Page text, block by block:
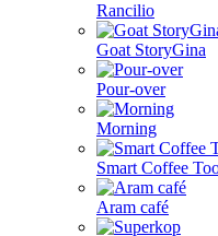
Rancilio
Goat StoryGina
Pour-over
Morning
Smart Coffee
Aram café